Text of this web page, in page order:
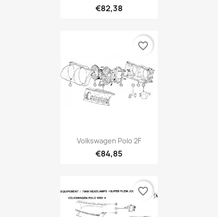
€82,38
Volkswagen Polo 2F
€84,85
favorite_border
favorite_border